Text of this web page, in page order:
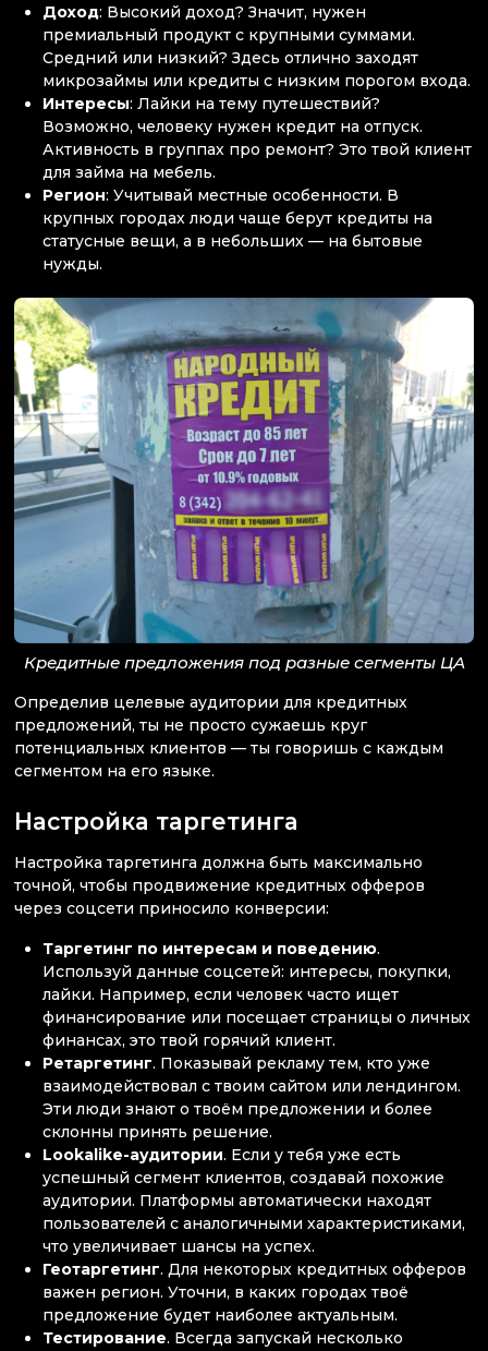
Доход: Высокий доход? Значит, нужен
премиальный продукт с крупными суммами.
Средний или низкий? Здесь отлично заходят
микрозаймы или кредиты с низким порогом входа.
Интересы: Лайки на тему путешествий?
Возможно, человеку нужен кредит на отпуск.
Активность в группах про ремонт? Это твой клиент
для займа на мебель.
Регион: Учитывай местные особенности. В
крупных городах люди чаще берут кредиты на
статусные вещи, а в небольших — на бытовые
нужды.
Кредитные предложения под разные сегменты ЦА
Определив целевые аудитории для кредитных
предложений, ты не просто сужаешь круг
потенциальных клиентов — ты говоришь с каждым
сегментом на его языке.
Настройка таргетинга
Настройка таргетинга должна быть максимально
точной, чтобы продвижение кредитных офферов
через соцсети приносило конверсии:
Таргетинг по интересам и поведению.
Используй данные соцсетей: интересы, покупки,
лайки. Например, если человек часто ищет
финансирование или посещает страницы о личных
финансах, это твой горячий клиент.
Ретаргетинг. Показывай рекламу тем, кто уже
взаимодействовал с твоим сайтом или лендингом.
Эти люди знают о твоём предложении и более
склонны принять решение.
Lookalike-аудитории. Если у тебя уже есть
успешный сегмент клиентов, создавай похожие
аудитории. Платформы автоматически находят
пользователей с аналогичными характеристиками,
что увеличивает шансы на успех.
Геотаргетинг. Для некоторых кредитных офферов
важен регион. Уточни, в каких городах твоё
предложение будет наиболее актуальным.
Тестирование. Всегда запускай несколько